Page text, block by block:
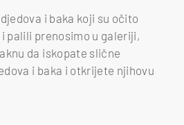
i baka koji su očito
palili prenosimo u galeriji,
da iskopate slične
i baka i otkrijete njihovu